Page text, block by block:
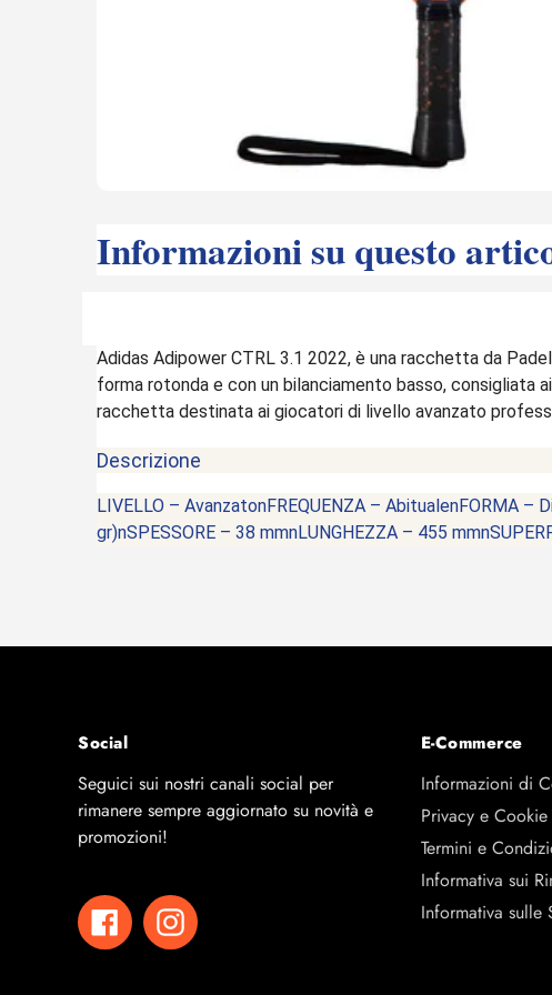
Informazioni su questo
Adidas Adipower CTRL 3.1 2022, è una racchetta da
forma rotonda e con un bilanciamento basso, consigliata
racchetta destinata ai giocatori di livello avanzato
Descrizione
LIVELLO – AvanzatonFREQUENZA – AbitualenFORMA
gr)nSPESSORE – 38 mmnLUNGHEZZA – 455
Social
Seguici sui nostri canali social per
rimanere sempre aggiornato su novità e
promozioni!
FacebookInstagram
E-Commerce
Informazioni di
Privacy e
Termini e
Informativa sui
Informativa sulle